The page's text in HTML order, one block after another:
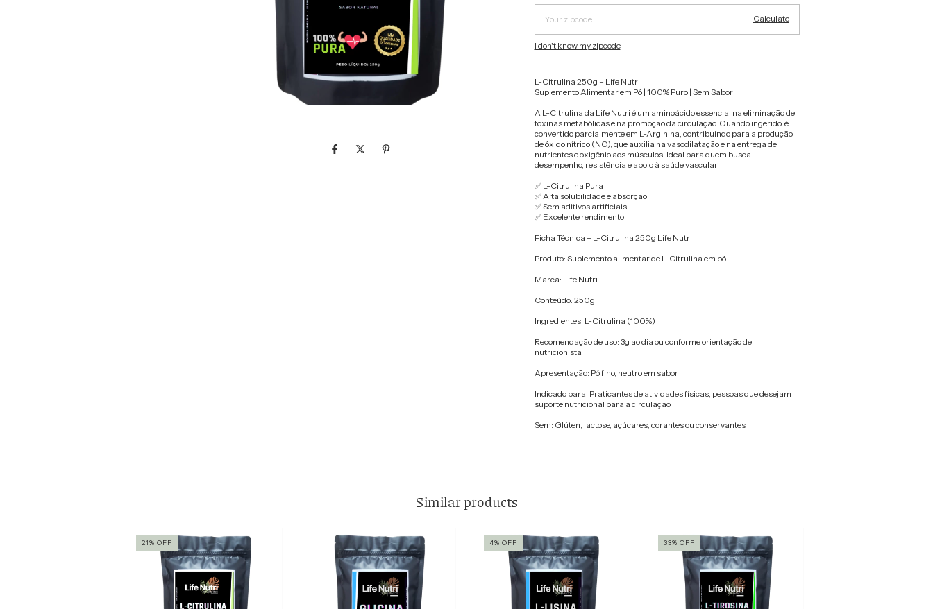
Calculate
I don't know my zipcode
L-Citrulina 250g – Life Nutri
Suplemento Alimentar em Pó | 100% Puro | Sem Sabor
A L-Citrulina da Life Nutri é um aminoácido essencial na eliminação de
toxinas metabólicas e na promoção da circulação. Quando ingerido, é
convertido parcialmente em L-Arginina, contribuindo para a produção
de óxido nítrico (NO), que auxilia na vasodilatação e na entrega de
nutrientes e oxigênio aos músculos. Ideal para quem busca
desempenho, resistência e apoio à saúde vascular.
✅ L-Citrulina Pura
✅ Alta solubilidade e absorção
✅ Sem aditivos artificiais
✅ Excelente rendimento
Ficha Técnica – L-Citrulina 250g Life Nutri
Produto: Suplemento alimentar de L-Citrulina em pó
Marca: Life Nutri
Conteúdo: 250g
Ingredientes: L-Citrulina (100%)
Recomendação de uso: 3g ao dia ou conforme orientação de
nutricionista
Apresentação: Pó fino, neutro em sabor
Indicado para: Praticantes de atividades físicas, pessoas que desejam
suporte nutricional para a circulação
Sem: Glúten, lactose, açúcares, corantes ou conservantes
Similar products
21% OFF 4% OFF 33% OFF